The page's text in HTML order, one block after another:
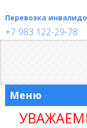
Перевозка
+7 983 122-29-78
Меню